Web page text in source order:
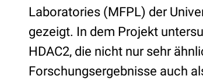
Laboratories (MFPL) der
gezeigt. In dem Projekt
HDAC2, die nicht nur sehr
Forschungsergebnisse auch